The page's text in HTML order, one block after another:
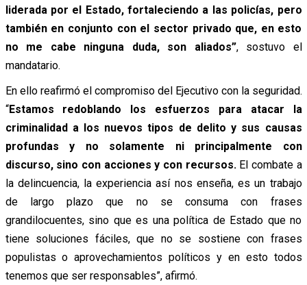
liderada por el Estado, fortaleciendo a las policías, pero
también en conjunto con el sector privado que, en esto
no me cabe ninguna duda, son aliados”, sostuvo el
mandatario.
En ello reafirmó el compromiso del Ejecutivo con la seguridad.
“Estamos redoblando los esfuerzos para atacar la
criminalidad a los nuevos tipos de delito y sus causas
profundas y no solamente ni principalmente con
discurso, sino con acciones y con recursos. El combate a
la delincuencia, la experiencia así nos enseña, es un trabajo
de largo plazo que no se consuma con frases
grandilocuentes, sino que es una política de Estado que no
tiene soluciones fáciles, que no se sostiene con frases
populistas o aprovechamientos políticos y en esto todos
tenemos que ser responsables”, afirmó.